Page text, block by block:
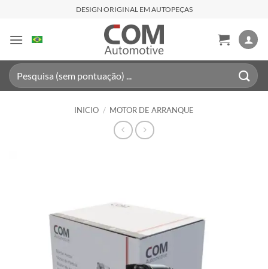
contenido
DESIGN ORIGINAL EM AUTOPEÇAS
Buscar
por:
INICIO / MOTOR DE ARRANQUE